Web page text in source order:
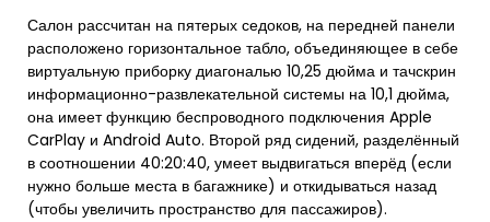
Салон рассчитан на пятерых седоков, на передней панели
расположено горизонтальное табло, объединяющее в себе
виртуальную приборку диагональю 10,25 дюйма и тачскрин
информационно-развлекательной системы на 10,1 дюйма,
она имеет функцию беспроводного подключения Apple
CarPlay и Android Auto. Второй ряд сидений, разделённый
в соотношении 40:20:40, умеет выдвигаться вперёд (если
нужно больше места в багажнике) и откидываться назад
(чтобы увеличить пространство для пассажиров).